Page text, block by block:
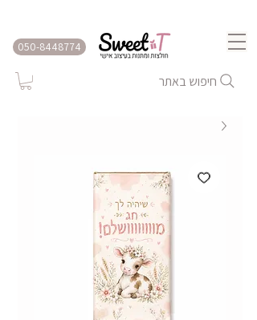
חיפוש באתר
050-8448774